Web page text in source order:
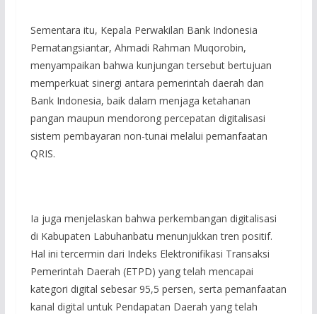
Sementara itu, Kepala Perwakilan Bank Indonesia
Pematangsiantar, Ahmadi Rahman Muqorobin,
menyampaikan bahwa kunjungan tersebut bertujuan
memperkuat sinergi antara pemerintah daerah dan
Bank Indonesia, baik dalam menjaga ketahanan
pangan maupun mendorong percepatan digitalisasi
sistem pembayaran non-tunai melalui pemanfaatan
QRIS.
Ia juga menjelaskan bahwa perkembangan digitalisasi
di Kabupaten Labuhanbatu menunjukkan tren positif.
Hal ini tercermin dari Indeks Elektronifikasi Transaksi
Pemerintah Daerah (ETPD) yang telah mencapai
kategori digital sebesar 95,5 persen, serta pemanfaatan
kanal digital untuk Pendapatan Daerah yang telah